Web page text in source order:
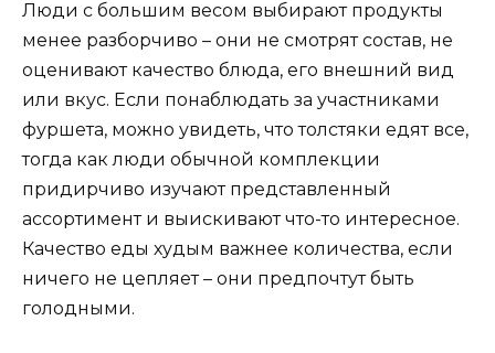
Люди с большим весом выбирают продукты
менее разборчиво – они не смотрят состав, не
оценивают качество блюда, его внешний вид
или вкус. Если понаблюдать за участниками
фуршета, можно увидеть, что толстяки едят все,
тогда как люди обычной комплекции
придирчиво изучают представленный
ассортимент и выискивают что-то интересное.
Качество еды худым важнее количества, если
ничего не цепляет – они предпочтут быть
голодными.